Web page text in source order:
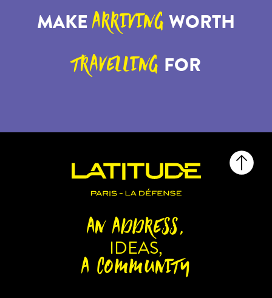
MAKE ARRIVING WORTH
TRAVELLING FOR
AN ADDRESS,
IDEAS,
A COMMUNITY